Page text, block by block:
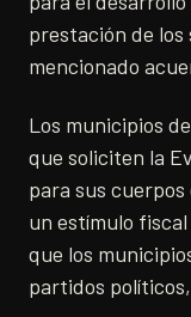
prestación de
mencionado
Los municipios
que soliciten la
para sus
un estímulo
que los
partidos